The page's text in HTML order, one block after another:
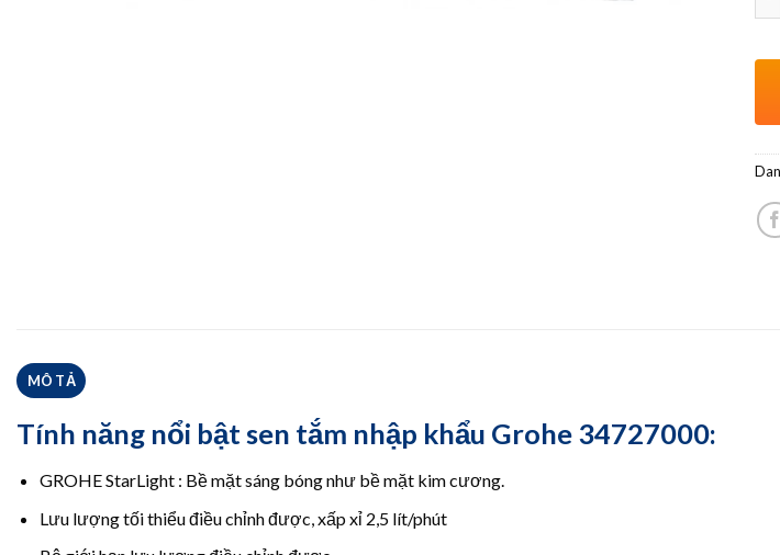
MÔ TẢ
Tính năng nổi bật sen tắm nhập khẩu Grohe 34727000:
GROHE StarLight : Bề mặt sáng bóng như bề mặt kim cương.
Lưu lượng tối thiểu điều chỉnh được, xấp xỉ 2,5 lít/phút